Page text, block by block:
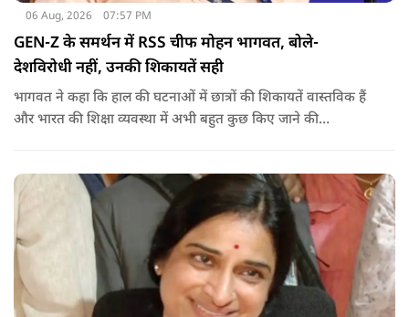
06 Aug, 2026 07:57 PM
GEN-Z के समर्थन में RSS चीफ मोहन भागवत, बोले-
देशविरोधी नहीं, उनकी शिकायतें सही
भागवत ने कहा कि हाल की घटनाओं में छात्रों की शिकायतें वास्तविक हैं
और भारत की शिक्षा व्यवस्था में अभी बहुत कुछ किए जाने की